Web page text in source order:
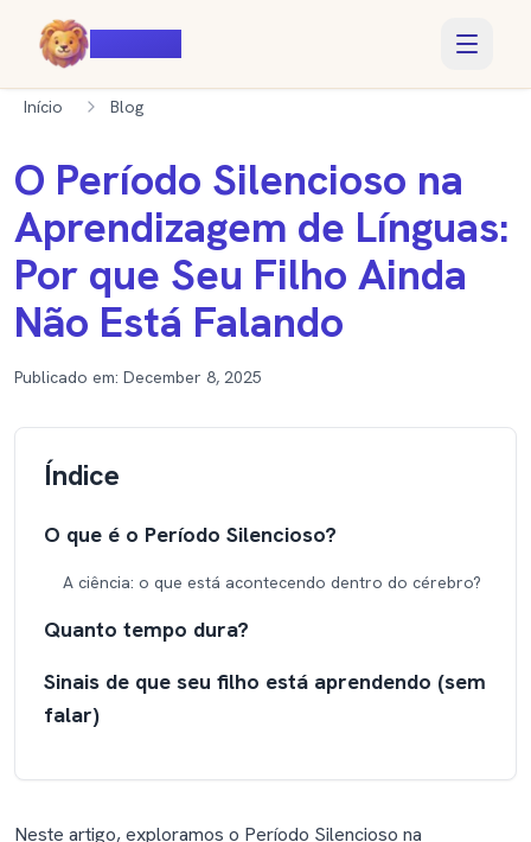
Início Blog
O Período Silencioso na
Aprendizagem de Línguas:
Por que Seu Filho Ainda
Não Está Falando
Publicado em: December 8, 2025
Índice
O que é o Período Silencioso?
A ciência: o que está acontecendo dentro do cérebro?
Quanto tempo dura?
Sinais de que seu filho está aprendendo (sem
falar)
Neste artigo, exploramos o Período Silencioso na